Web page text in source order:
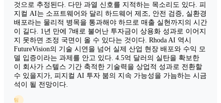
것으로 추정된다. 다만 과열 신호를 지적하는 목소리도 있다. 피
지컬 AI는 소프트웨어와 달리 하드웨어 제조, 안전 검증, 실환경
배포라는 물리적 병목을 통과해야 하므로 매출 실현까지의 시간
이 길다. 1년 만에 7배로 불어난 투자금이 상용화 성과로 이어지
지 못하면 조정 국면이 올 수 있다는 것이다. Rhoda AI 역시
FutureVision의 기술 시연을 넘어 실제 산업 현장 배포와 수익 모
델 입증이라는 과제를 안고 있다. 4.5억 달러의 실탄을 확보한
이 회사가 스텔스 기간 축적한 기술력을 상업적 성과로 전환할
수 있을지가, 피지컬 AI 투자 붐의 지속 가능성을 가늠하는 시금
석이 될 전망이다.
팀